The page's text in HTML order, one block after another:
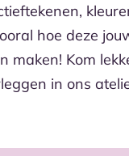
hoe deze
maken! Kom
in ons